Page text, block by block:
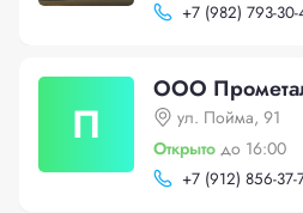
+7 (982) 793-
П
ООО
ул. Пойма, 91
Открыто до 16:00
+7 (912) 856-37-